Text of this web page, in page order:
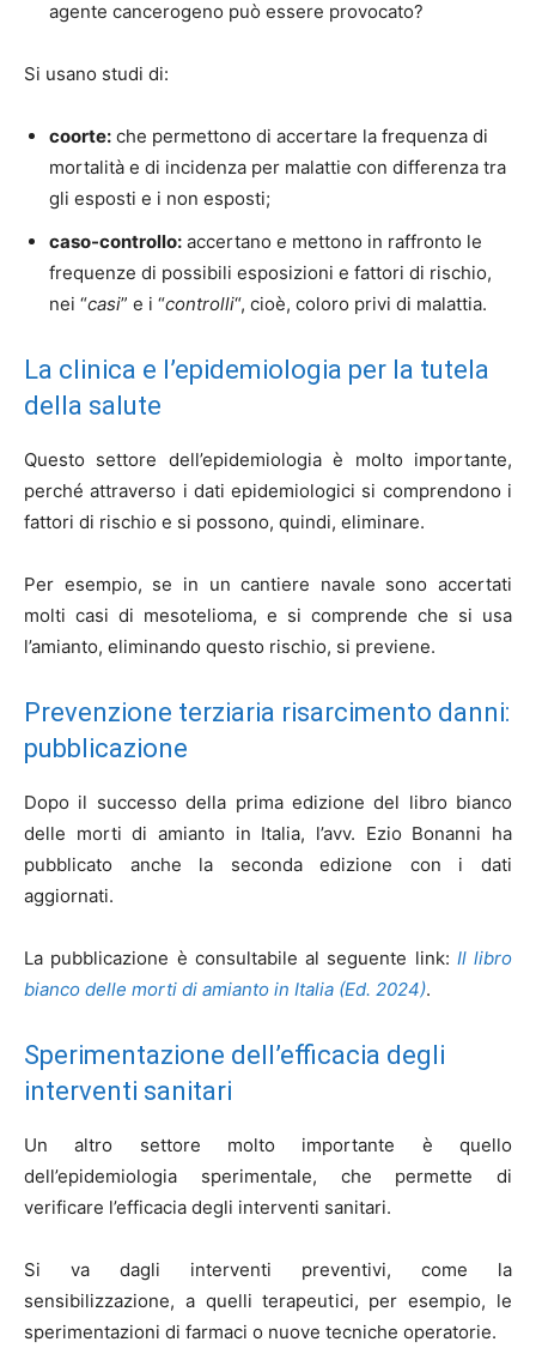
agente cancerogeno può essere provocato?
Si usano studi di:
coorte: che permettono di accertare la frequenza di
mortalità e di incidenza per malattie con differenza tra
gli esposti e i non esposti;
caso-controllo: accertano e mettono in raffronto le
frequenze di possibili esposizioni e fattori di rischio,
nei “casi” e i “controlli“, cioè, coloro privi di malattia.
La clinica e l’epidemiologia per la tutela
della salute
Questo settore dell’epidemiologia è molto importante,
perché attraverso i dati epidemiologici si comprendono i
fattori di rischio e si possono, quindi, eliminare.
Per esempio, se in un cantiere navale sono accertati
molti casi di mesotelioma, e si comprende che si usa
l’amianto, eliminando questo rischio, si previene.
Prevenzione terziaria risarcimento danni:
pubblicazione
Dopo il successo della prima edizione del libro bianco
delle morti di amianto in Italia, l’avv. Ezio Bonanni ha
pubblicato anche la seconda edizione con i dati
aggiornati.
La pubblicazione è consultabile al seguente link: Il libro
bianco delle morti di amianto in Italia (Ed. 2024).
Sperimentazione dell’efficacia degli
interventi sanitari
Un altro settore molto importante è quello
dell’epidemiologia sperimentale, che permette di
verificare l’efficacia degli interventi sanitari.
Si va dagli interventi preventivi, come la
sensibilizzazione, a quelli terapeutici, per esempio, le
sperimentazioni di farmaci o nuove tecniche operatorie.